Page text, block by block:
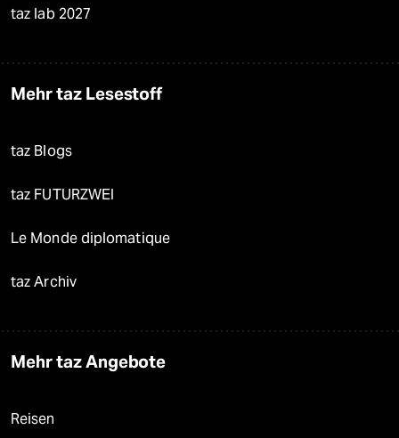
taz lab 2027
Mehr taz Lesestoff
taz Blogs
taz FUTURZWEI
Le Monde diplomatique
taz Archiv
Mehr taz Angebote
Reisen